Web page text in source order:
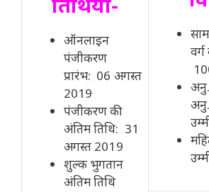
ऑनलाइन
पंजीकरण
प्रारंभ: 06 अगस्त
2019
पंजीकरण की
अंतिम तिथि: 31
अगस्त 2019
शुल्क भुगतान
अंतिम तिथि